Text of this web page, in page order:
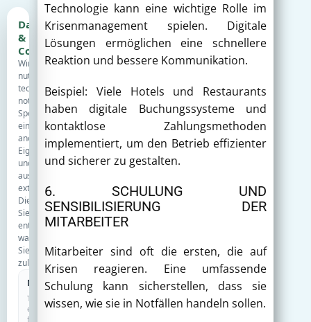
Technologie kann eine wichtige Rolle im
Krisenmanagement spielen. Digitale
Lösungen ermöglichen eine schnellere
Reaktion und bessere Kommunikation.
Beispiel: Viele Hotels und Restaurants
haben digitale Buchungssysteme und
kontaktlose Zahlungsmethoden
implementiert, um den Betrieb effizienter
und sicherer zu gestalten.
6. SCHULUNG UND
SENSIBILISIERUNG DER
MITARBEITER
Mitarbeiter sind oft die ersten, die auf
Krisen reagieren. Eine umfassende
Schulung kann sicherstellen, dass sie
wissen, wie sie in Notfällen handeln sollen.
Datenschutz
&
Cookies
Wir
nutzen
technisch
notwendige
Speicherung,
eine
anonyme
Eigenstatistik
und
ausgewählte
externe
Dienste.
Sie
entscheiden,
was
Sie
zulassen.
Notwendig
IMMER AKTIV
Technisch
erforderlich
für